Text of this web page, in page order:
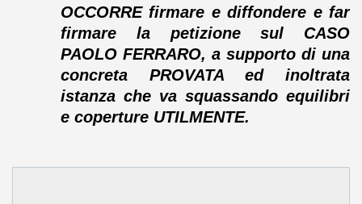
OCCORRE firmare e diffondere e far
firmare la petizione sul CASO
PAOLO FERRARO, a supporto di una
concreta PROVATA ed inoltrata
istanza che va squassando equilibri
e coperture UTILMENTE.